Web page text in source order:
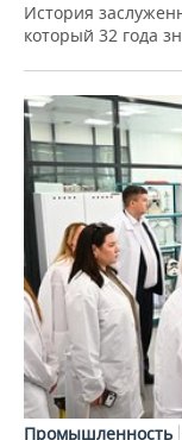
История
который 32 года
Промышленность